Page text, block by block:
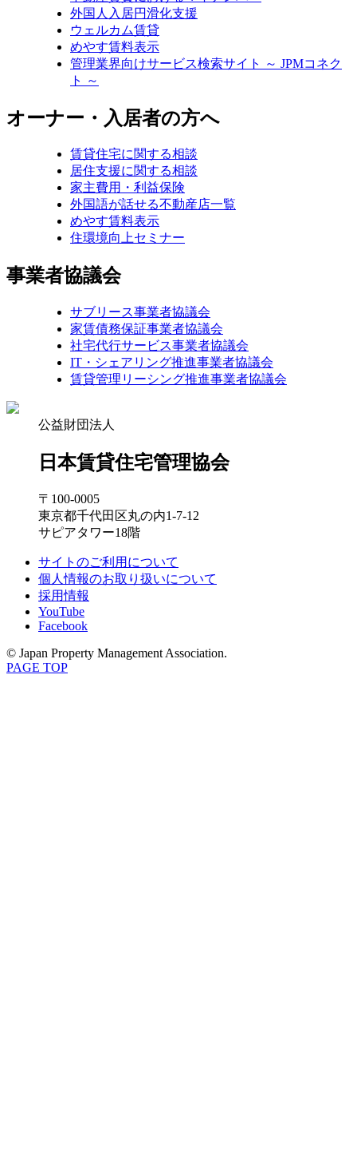
外国人入居円滑化支援
ウェルカム賃貸
めやす賃料表示
管理業界向けサービス検索サイト ～ JPMコネク
ト ～
オーナー・入居者の方へ
賃貸住宅に関する相談
居住支援に関する相談
家主費用・利益保険
外国語が話せる不動産店一覧
めやす賃料表示
住環境向上セミナー
事業者協議会
サブリース事業者協議会
家賃債務保証事業者協議会
社宅代行サービス事業者協議会
IT・シェアリング推進事業者協議会
賃貸管理リーシング推進事業者協議会
公益財団法人
日本賃貸住宅管理協会
〒100-0005
東京都千代田区丸の内1-7-12
サピアタワー18階
サイトのご利用について
個人情報のお取り扱いについて
採用情報
YouTube
Facebook
© Japan Property Management Association.
PAGE TOP